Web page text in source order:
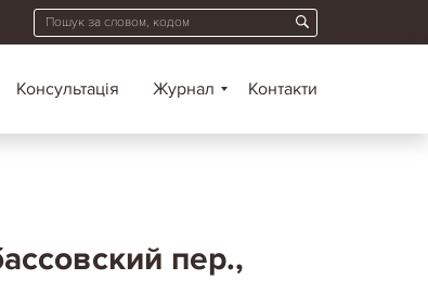
Консультація Журнал Контакти
пер.,